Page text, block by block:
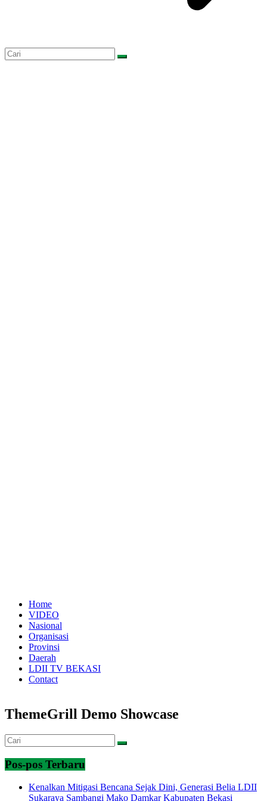
Home
VIDEO
Nasional
Organisasi
Provinsi
Daerah
LDII TV BEKASI
Contact
ThemeGrill Demo Showcase
Pos-pos Terbaru
Kenalkan Mitigasi Bencana Sejak Dini, Generasi Belia LDII
Sukaraya Sambangi Mako Damkar Kabupaten Bekasi